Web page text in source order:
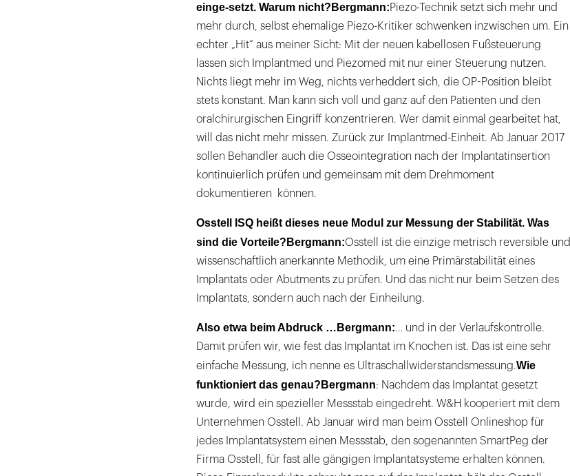
einge-setzt. Warum nicht? Bergmann:Piezo-Technik setzt sich mehr und
mehr durch, selbst ehemalige Piezo-Kritiker schwenken inzwischen um. Ein
echter „Hit“ aus meiner Sicht: Mit der neuen kabellosen Fußsteuerung
lassen sich Implantmed und Piezomed mit nur einer Steuerung nutzen.
Nichts liegt mehr im Weg, nichts verheddert sich, die OP-Position bleibt
stets konstant. Man kann sich voll und ganz auf den Patienten und den
oralchirurgischen Eingriff konzentrieren. Wer damit einmal gearbeitet hat,
will das nicht mehr missen. Zurück zur Implantmed-Einheit. Ab Januar 2017
sollen Behandler auch die Osseointegration nach der Implantatinsertion
kontinuierlich prüfen und gemeinsam mit dem Drehmoment
dokumentieren können.
Osstell ISQ heißt dieses neue Modul zur Messung der Stabilität. Was
sind die Vorteile? Bergmann:Osstell ist die einzige metrisch reversible und
wissenschaftlich anerkannte Methodik, um eine Primärstabilität eines
Implantats oder Abutments zu prüfen. Und das nicht nur beim Setzen des
Implantats, sondern auch nach der Einheilung.
Also etwa beim Abdruck … Bergmann:… und in der Verlaufskontrolle.
Damit prüfen wir, wie fest das Implantat im Knochen ist. Das ist eine sehr
einfache Messung, ich nenne es Ultraschallwiderstandsmessung.Wie
funktioniert das genau? Bergmann: Nachdem das Implantat gesetzt
wurde, wird ein spezieller Messstab eingedreht. W&H kooperiert mit dem
Unternehmen Osstell. Ab Januar wird man beim Osstell Onlineshop für
jedes Implantatsystem einen Messstab, den sogenannten SmartPeg der
Firma Osstell, für fast alle gängigen Implantatsysteme erhalten können.